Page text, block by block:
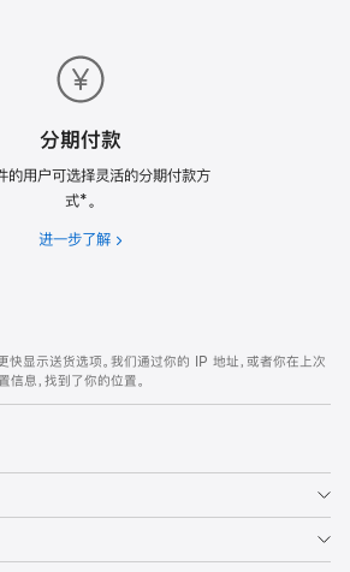
分期付款
的用户可选择灵活的分期付款方
式*。
进一步了解 分
快显示送货选项。我们通过你的 IP 地址，或者你在上次
息，找到了你的位置。